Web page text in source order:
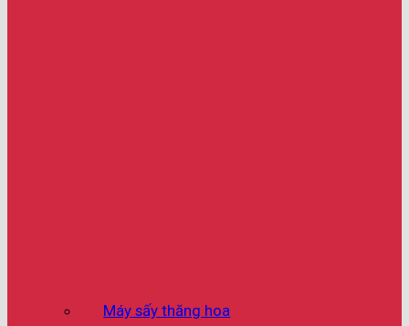
Máy sấy thăng hoa